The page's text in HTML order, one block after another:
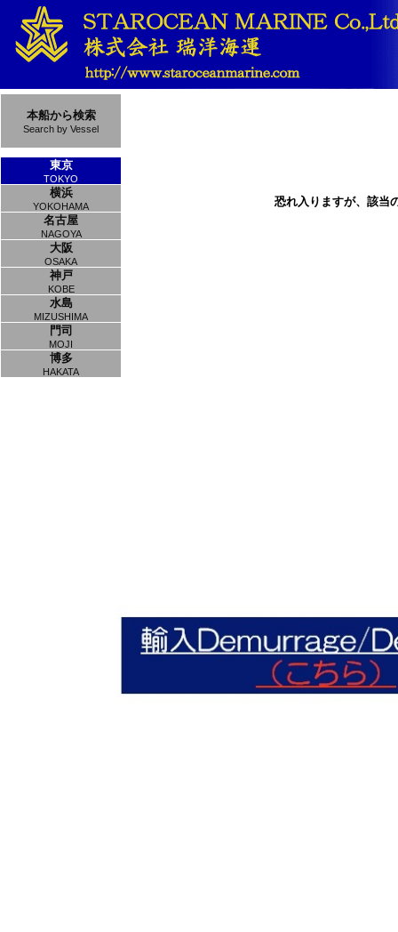
本船から検索
Search by Vessel
東京
TOKYO
横浜
YOKOHAMA
名古屋
NAGOYA
大阪
OSAKA
神戸
KOBE
水島
MIZUSHIMA
門司
MOJI
博多
HAKATA
恐れ入りますが、該当